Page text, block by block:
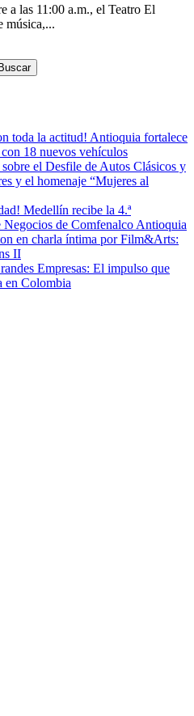
a las 11:00 a.m., el Teatro El
música,...
toda la actitud! Antioquia fortalece
18 nuevos vehículos
el Desfile de Autos Clásicos y
y el homenaje “Mujeres al
Medellín recibe la 4.ª
de Comfenalco Antioquia
en charla íntima por Film&Arts:
II
Empresas: El impulso que
en Colombia